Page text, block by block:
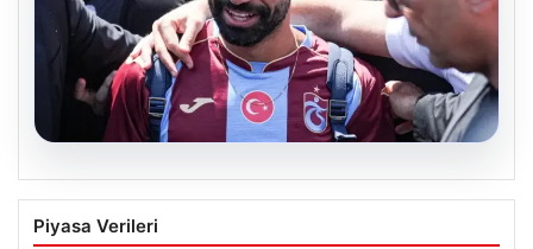
Mohamed Salah Trabzon’da Coşkuyla
Karşılandı
Piyasa Verileri